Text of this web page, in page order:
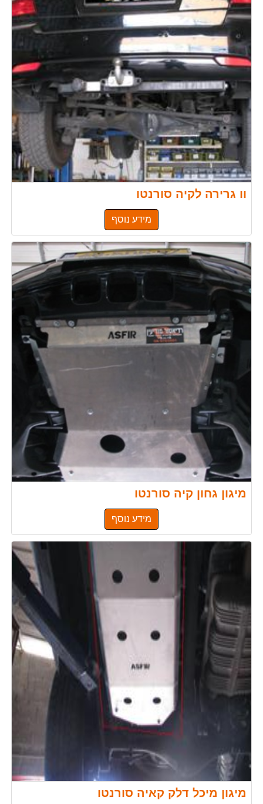
וו גרירה לקיה סורנטו
מידע נוסף
מיגון גחון קיה סורנטו
מידע נוסף
מיגון מיכל דלק קאיה סורנטו